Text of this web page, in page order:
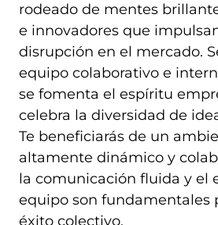
rodeado de mentes
e innovadores que
disrupción en el mercado.
equipo colaborativo e
se fomenta el espíritu
celebra la diversidad de
Te beneficiarás de un
altamente dinámico y
la comunicación fluida y el
equipo son fundamentales
éxito colectivo.